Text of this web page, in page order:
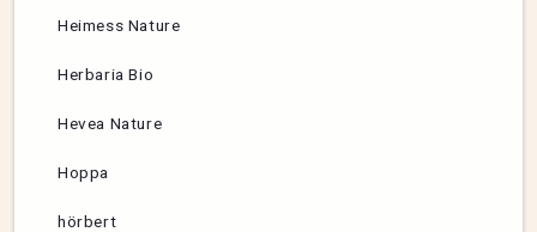
Heimess Nature
Herbaria Bio
Hevea Nature
Hoppa
hörbert